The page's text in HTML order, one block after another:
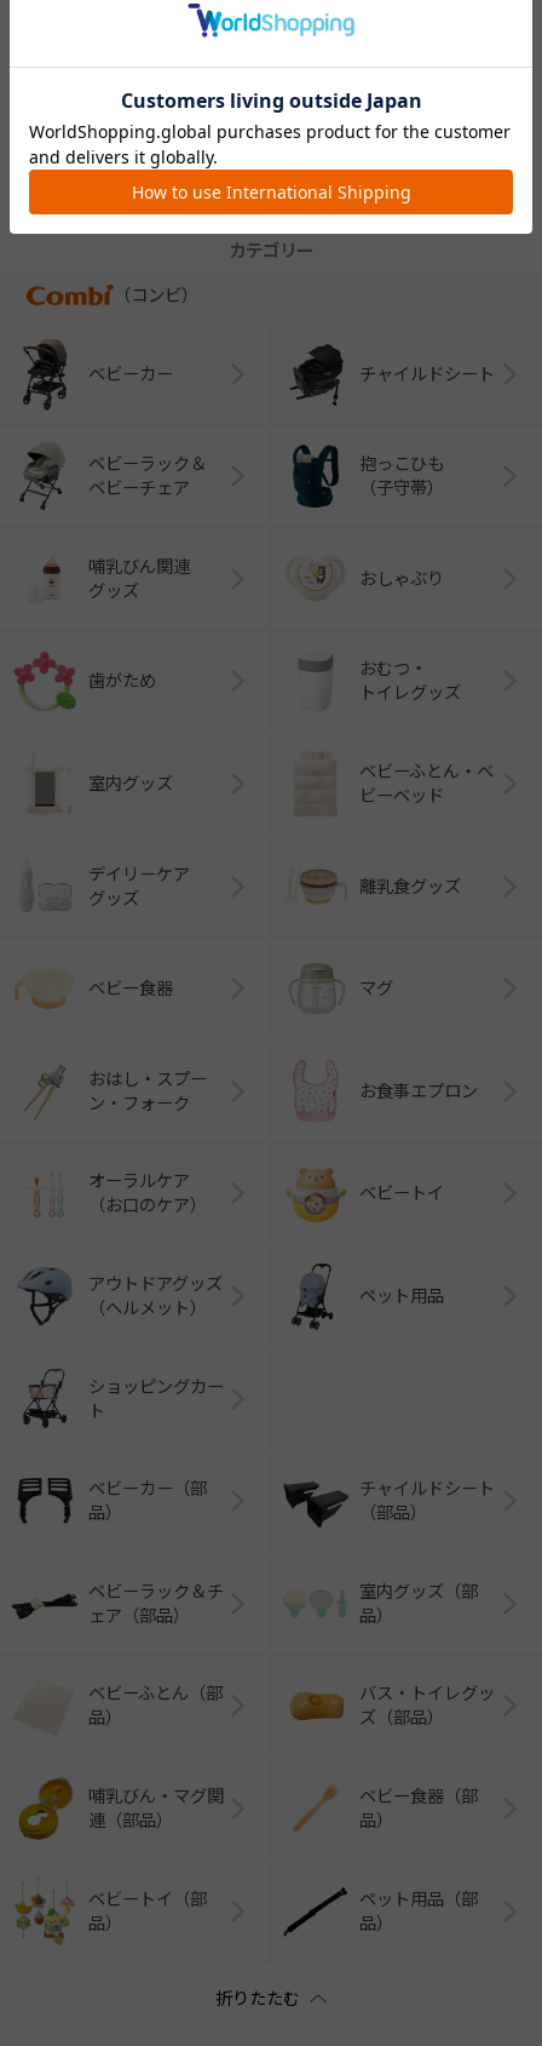
えるサークル
CATEGORY
カテゴリー
（コンビ）
ベビーカー チャイルドシート
ベビーラック＆
ベビーチェア
抱っこひも
（子守帯）
哺乳びん関連
グッズ
おしゃぶり
歯がため
おむつ・
トイレグッズ
室内グッズ
ベビーふとん・ベ
ビーベッド
デイリーケア
グッズ
離乳食グッズ
ベビー食器 マグ
おはし・スプー
ン・フォーク
お食事エプロン
オーラルケア
（お口のケア）
ベビートイ
アウトドアグッズ
（ヘルメット）
ペット用品
ショッピングカー
ト
ベビーカー（部
品）
チャイルドシート
（部品）
ベビーラック＆チ
ェア（部品）
室内グッズ（部
品）
ベビーふとん（部
品）
バス・トイレグッ
ズ（部品）
哺乳びん・マグ関
連（部品）
ベビー食器（部
品）
ベビートイ（部
品）
ペット用品（部
品）